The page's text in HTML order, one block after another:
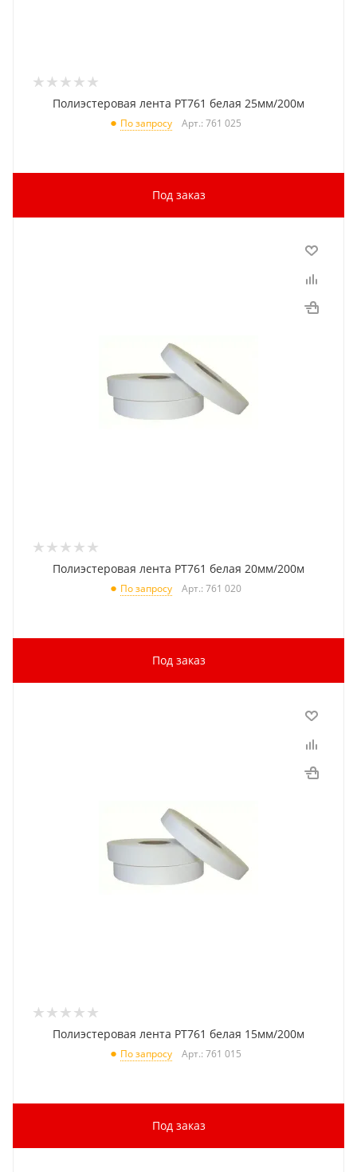
Полиэстеровая лента PT761 белая 25мм/200м
По запросу Арт.: 761 025
Под заказ
Полиэстеровая лента PT761 белая 20мм/200м
По запросу Арт.: 761 020
Под заказ
Полиэстеровая лента PT761 белая 15мм/200м
По запросу Арт.: 761 015
Под заказ